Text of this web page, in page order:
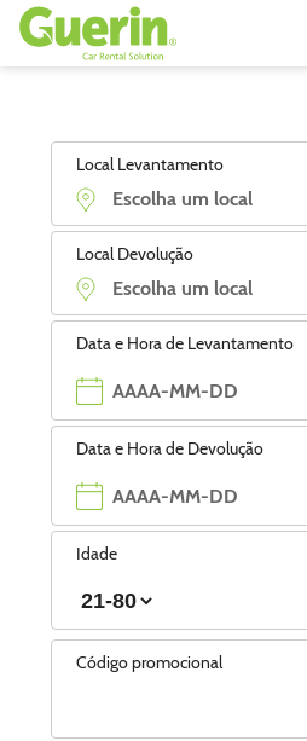
Local Levantamento
Local Devolução
Data e Hora de Levantamento
Data e Hora de Devolução
Idade
Código promocional